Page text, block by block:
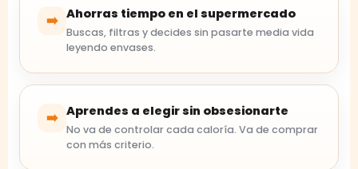
➡️ Ahorras tiempo en el supermercado
Buscas, filtras y decides sin pasarte media vida
leyendo envases.
➡️ Aprendes a elegir sin obsesionarte
No va de controlar cada caloría. Va de comprar
con más criterio.